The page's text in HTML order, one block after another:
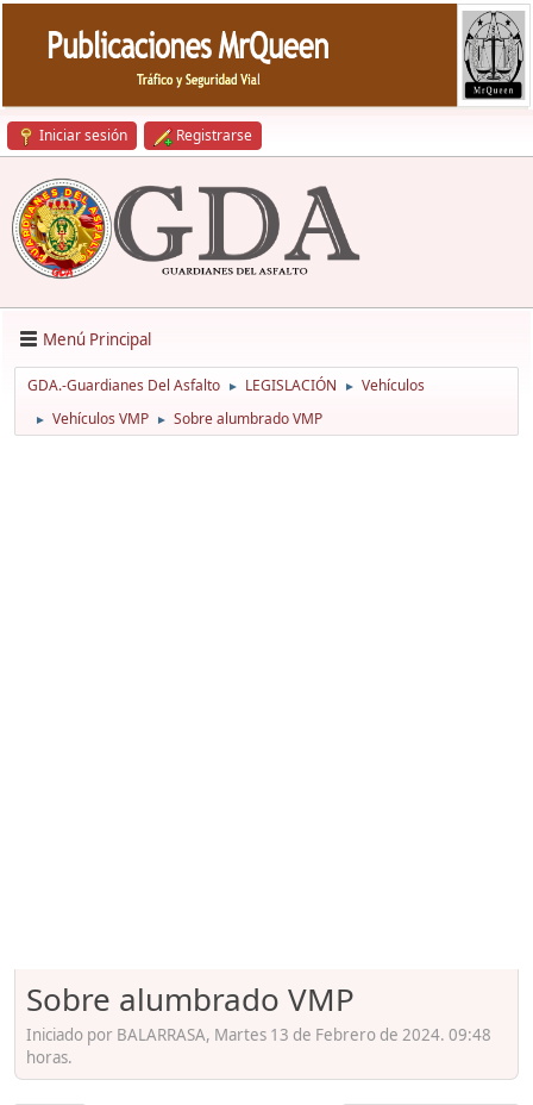
Iniciar sesión Registrarse
Menú Principal
GDA.-Guardianes Del Asfalto ► LEGISLACIÓN ► Vehículos
► Vehículos VMP ► Sobre alumbrado VMP
Sobre alumbrado VMP
Iniciado por BALARRASA, Martes 13 de Febrero de 2024. 09:48
horas.